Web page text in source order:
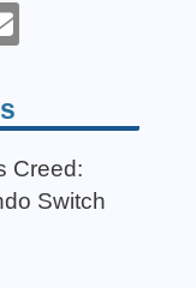
Creed:
Switch